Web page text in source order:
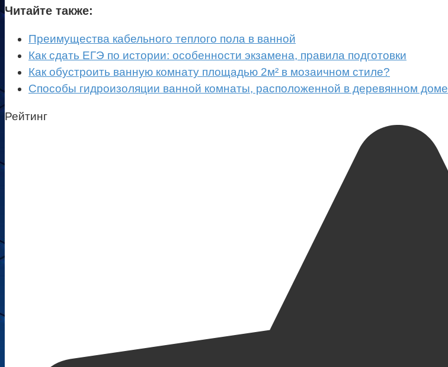
Читайте также:
Преимущества кабельного теплого пола в ванной
Как сдать ЕГЭ по истории: особенности экзамена, правила подготовки
Как обустроить ванную комнату площадью 2м² в мозаичном стиле?
Способы гидроизоляции ванной комнаты, расположенной в деревянном доме
Рейтинг